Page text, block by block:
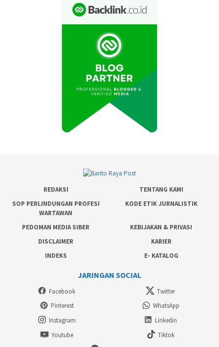
REDAKSI
TENTANG KAMI
SOP PERLINDUNGAN PROFESI
WARTAWAN
KODE ETIK JURNALISTIK
PEDOMAN MEDIA SIBER
KEBIJAKAN & PRIVASI
DISCLAIMER
KARIER
INDEKS
E- KATALOG
JARINGAN SOCIAL
Facebook
Twitter
Pinterest
WhatsApp
Instagram
Linkedin
Youtube
Tiktok